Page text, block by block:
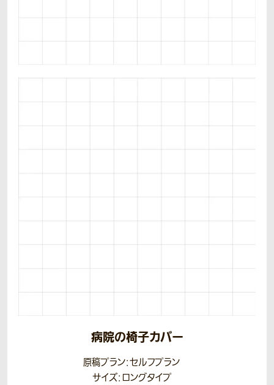
病院の椅子カバー
原稿プラン：セルフプラン
サイズ：ロングタイプ